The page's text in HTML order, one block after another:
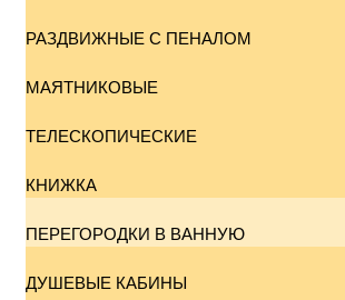
РАЗДВИЖНЫЕ С ПЕНАЛОМ
МАЯТНИКОВЫЕ
ТЕЛЕСКОПИЧЕСКИЕ
КНИЖКА
ПЕРЕГОРОДКИ В ВАННУЮ
ДУШЕВЫЕ КАБИНЫ